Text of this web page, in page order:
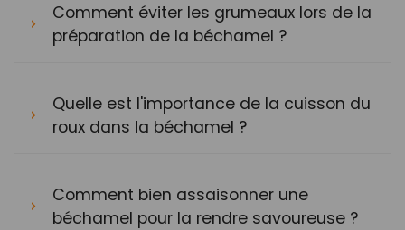
Comment éviter les grumeaux lors de la
préparation de la béchamel ?
Quelle est l'importance de la cuisson du
roux dans la béchamel ?
Comment bien assaisonner une
béchamel pour la rendre savoureuse ?